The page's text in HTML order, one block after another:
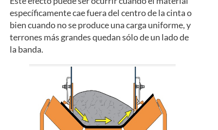
específicamente cae fuera del centro de la cinta o
bien cuando no se produce una carga uniforme, y
terrones más grandes quedan sólo de un lado de
la banda.